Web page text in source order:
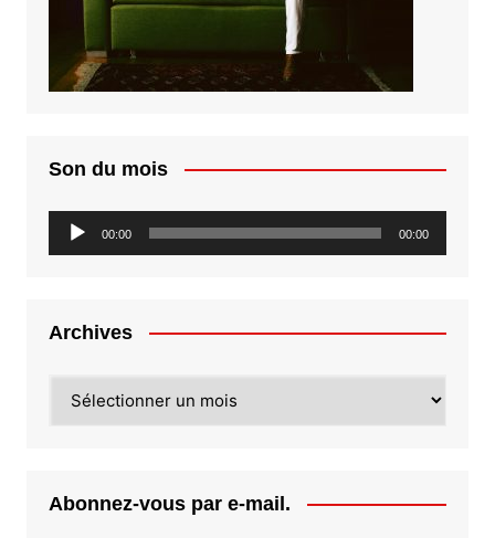
Son du mois
Lecteur
audio
00:00 00:00
Archives
Abonnez-vous par e-mail.